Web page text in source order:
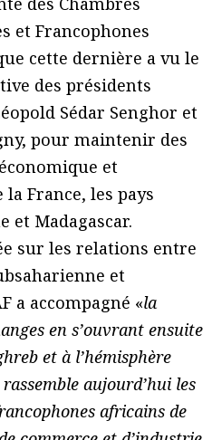
et Francophones
cette dernière a vu le
des présidents
Sédar Senghor et
pour maintenir des
et
France, les pays
et Madagascar.
sur les relations entre
et
a accompagné «la
en s’ouvrant ensuite
et à l’hémisphère
aujourd’hui les
africains de